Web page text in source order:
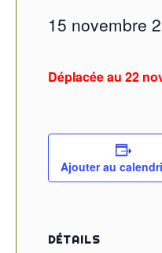
15 novembre
Déplacée au 22
Ajouter au
DÉTAILS